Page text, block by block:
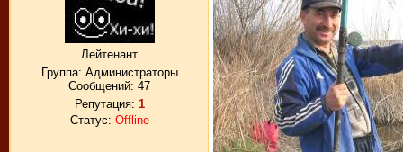
Лейтенант
Группа: Администраторы
Сообщений: 47
Репутация: 1
Статус: Offline